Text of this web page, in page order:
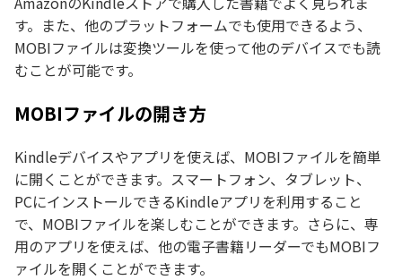
す。また、他のプラットフォームでも使用できるよう、
MOBIファイルは変換ツールを使って他のデバイスでも読
むことが可能です。
MOBIファイルの開き方
Kindleデバイスやアプリを使えば、MOBIファイルを簡単
に開くことができます。スマートフォン、タブレット、
PCにインストールできるKindleアプリを利用すること
で、MOBIファイルを楽しむことができます。さらに、専
用のアプリを使えば、他の電子書籍リーダーでもMOBIフ
ァイルを開くことができます。